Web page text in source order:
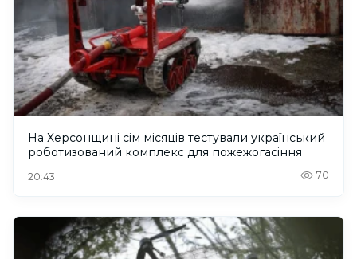
На Херсонщині сім місяців тестували український
роботизований комплекс для пожежогасіння
20:43 70